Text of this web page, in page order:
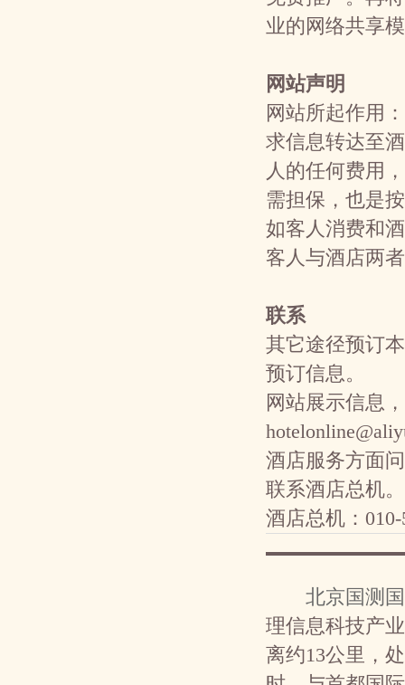
业的网络共享
网站声明
网站所起作用
求信息转达至
人的任何费用
需担保，也是
如客人消费和
客人与酒店两
联系
其它途径预订
预订信息。
网站展示信息
酒店服务方面
联系酒店总机。
酒店总机：010-
北京国测
理信息科技产
离约13公里，